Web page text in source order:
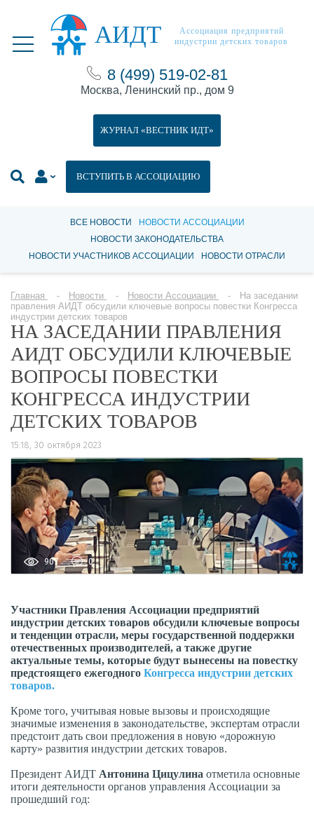
АИДТ
Ассоциация предприятий
индустрии детских товаров
8 (499) 519-02-81
Москва, Ленинский пр., дом 9
ВСТУПИТЬ В АССОЦИАЦИЮ
ЖУРНАЛ «ВЕСТНИК ИДТ»
ВСЕ НОВОСТИ
НОВОСТИ АССОЦИАЦИИ
НОВОСТИ ЗАКОНОДАТЕЛЬСТВА
НОВОСТИ УЧАСТНИКОВ АССОЦИАЦИИ
НОВОСТИ ОТРАСЛИ
Главная Новости Новости Ассоциации
На заседании
правления АИДТ обсудили ключевые вопросы повестки Конгресса
индустрии детских товаров
НА ЗАСЕДАНИИ ПРАВЛЕНИЯ
АИДТ ОБСУДИЛИ КЛЮЧЕВЫЕ
ВОПРОСЫ ПОВЕСТКИ
КОНГРЕССА ИНДУСТРИИ
ДЕТСКИХ ТОВАРОВ
15:18, 30 октября 2023
907 0
Участники Правления Ассоциации предприятий
индустрии детских товаров обсудили ключевые вопросы
и тенденции отрасли, меры государственной поддержки
отечественных производителей, а также другие
актуальные темы, которые будут вынесены на повестку
предстоящего ежегодного Конгресса индустрии детских
товаров.
Кроме того, учитывая новые вызовы и происходящие
значимые изменения в законодательстве, экспертам отрасли
предстоит дать свои предложения в новую «дорожную
карту» развития индустрии детских товаров.
Президент АИДТ Антонина Цицулина отметила основные
итоги деятельности органов управления Ассоциации за
прошедший год: